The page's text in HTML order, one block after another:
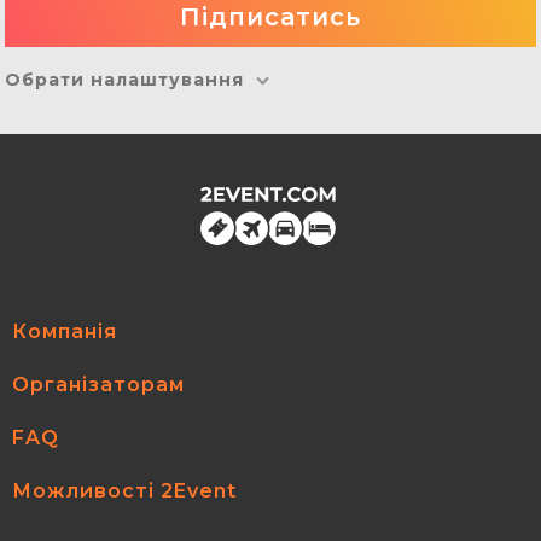
Обрати налаштування
Компанія
Організаторам
FAQ
Можливості 2Event